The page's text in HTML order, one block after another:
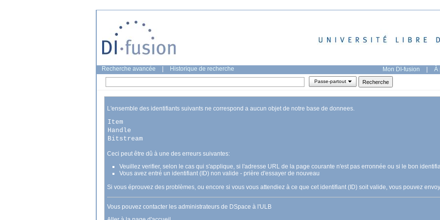
Recherche avancée Historique de recherche Mon DI-fusion | À
Passe-partout
L'ensemble des identifiants suivants ne correspond a aucun objet de notre base de donnees.
Item
Handle
Bitstream
Ceci peut être dû à une des erreurs suivantes:
Veuillez verifier, selon le cas qui s'applique, si l'adresse URL de la page courante n'est pas erronnée ou si le bon
Vous avez entré un identifiant (ID) non valide - prière d'essayer de nouveau
Si vous éprouvez des problèmes, ou encore si vous vous attendiez à ce que cet identifiant (ID) soit valide, vous pouvez
Vous pouvez contacter les administrateurs de DSpace à l'ULB